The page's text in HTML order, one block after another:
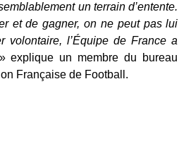
un terrain d’entente.
et de gagner, on ne peut pas lui
volontaire, l’Équipe de France a
explique un membre du bureau
Française de Football.